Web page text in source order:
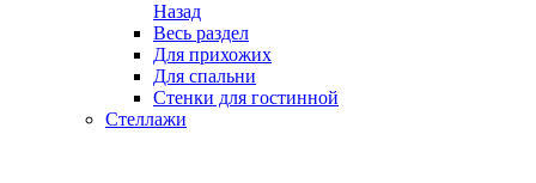
Назад
Весь раздел
Для прихожих
Для спальни
Стенки для гостинной
Стеллажи